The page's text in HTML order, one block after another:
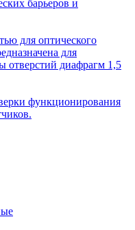
барьеров и
для оптического
для
отверстий диафрагм 1,5
функционирования